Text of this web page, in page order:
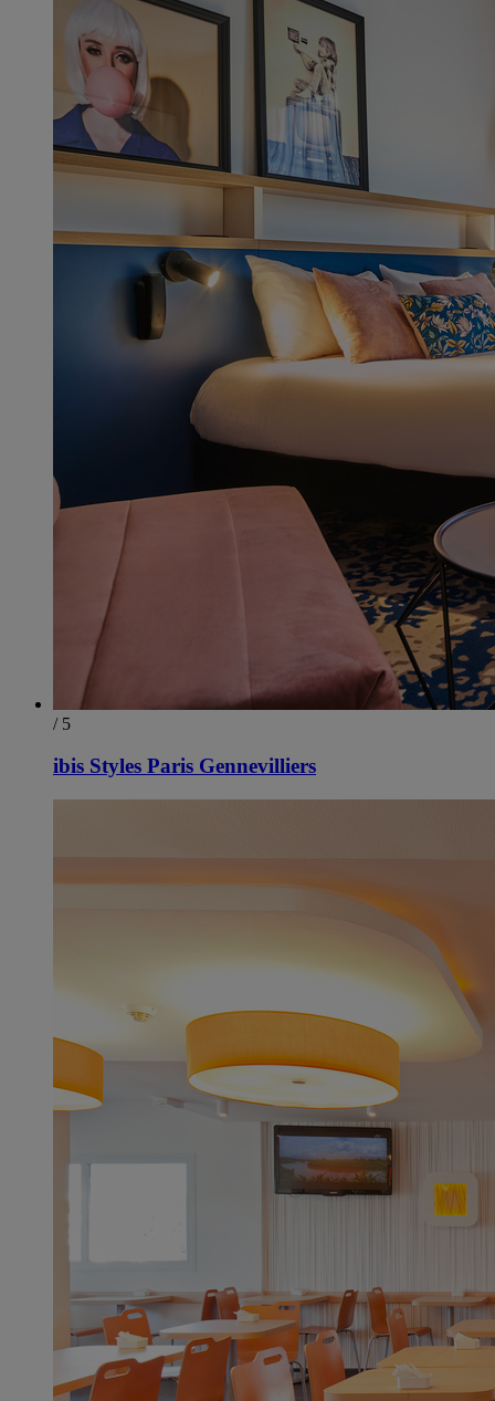
/ 5
ibis Styles Paris Gennevilliers